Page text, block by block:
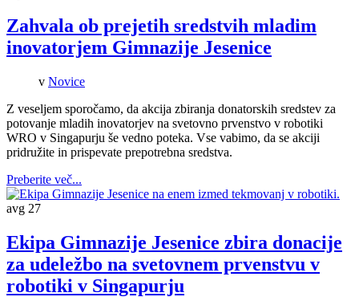
Zahvala ob prejetih sredstvih mladim
inovatorjem Gimnazije Jesenice
v Novice
Z veseljem sporočamo, da akcija zbiranja donatorskih sredstev za
potovanje mladih inovatorjev na svetovno prvenstvo v robotiki
WRO v Singapurju še vedno poteka. Vse vabimo, da se akciji
pridružite in prispevate prepotrebna sredstva.
Preberite več...
avg 27
Ekipa Gimnazije Jesenice zbira donacije
za udeležbo na svetovnem prvenstvu v
robotiki v Singapurju